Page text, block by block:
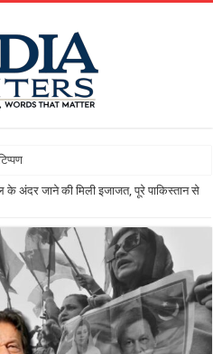
करना पड़ा भारी, क्रिश्चियन फो
के अंदर जाने की मिली इजाजत, पूरे पाकिस्तान से